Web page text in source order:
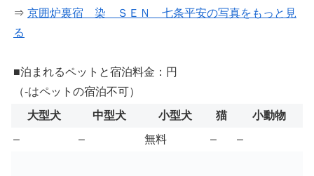
⇒ 京囲炉裏宿 染 ＳＥＮ 七条平安の写真をもっと見
る
■泊まれるペットと宿泊料金：円
（-はペットの宿泊不可）
大型犬
中型犬 小型犬 猫
小動物
–
– 無料 – –